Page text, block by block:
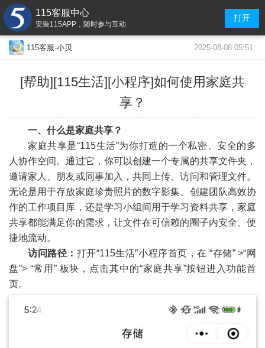
115客服中心
安装115APP，随时参与互动
打开
115客服-小贝 2025-08-08 05:51
[帮助][115生活][小程序]如何使用家庭共
享？
一、什么是家庭共享？
家庭共享是“115生活”为你打造的一个私密、安全的多
人协作空间。通过它，你可以创建一个专属的共享文件夹，
邀请家人、朋友或同事加入，共同上传、访问和管理文件。
无论是用于存放家庭珍贵照片的数字影集、创建团队高效协
作的工作项目库，还是学习小组间用于学习资料共享，家庭
共享都能满足你的需求，让文件在可信赖的圈子内安全、便
捷地流动。
访问路径： 打开“115生活”小程序首页，在 “存储” >“网
盘”> “常用” 板块，点击其中的“家庭共享”按钮进入功能首
页。